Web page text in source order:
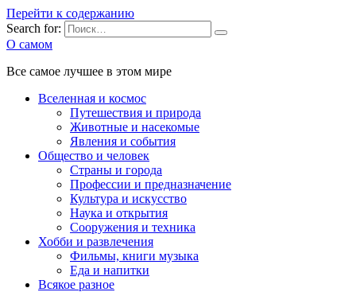
Перейти к содержанию
Search for:
О самом
Все самое лучшее в этом мире
Вселенная и космос
Путешествия и природа
Животные и насекомые
Явления и события
Общество и человек
Страны и города
Профессии и предназначение
Культура и искусство
Наука и открытия
Сооружения и техника
Хобби и развлечения
Фильмы, книги музыка
Еда и напитки
Всякое разное